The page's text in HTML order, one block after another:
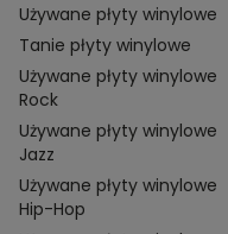
Używane płyty winylowe
Tanie płyty winylowe
Używane płyty winylowe
Rock
Używane płyty winylowe
Jazz
Używane płyty winylowe
Hip-Hop